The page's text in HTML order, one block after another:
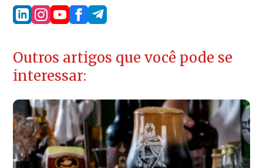
Outros artigos que você pode se
interessar: